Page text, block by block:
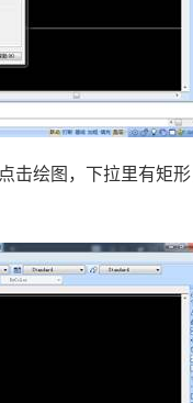
击绘图，下拉里有矩